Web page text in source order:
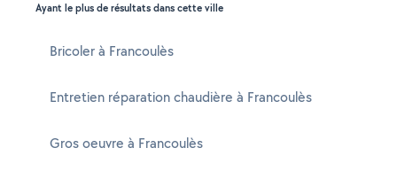
Ayant le plus de résultats dans cette ville
Bricoler à Francoulès
Entretien réparation chaudière à Francoulès
Gros oeuvre à Francoulès